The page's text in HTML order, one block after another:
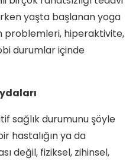
yaşta başlanan yoga
problemleri, hiperaktivite,
durumlar içinde
sağlık durumunu şöyle
hastalığın ya da
değil, fiziksel, zihinsel,